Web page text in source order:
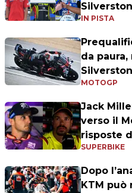
IN PISTA
da
MOTOGP
Jack
verso il
risposte
SUPERBIKE
Dopo
KTM può